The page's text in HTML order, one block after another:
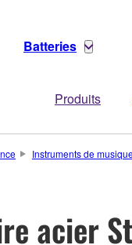
Batteries
Produits
Instruments de
acier